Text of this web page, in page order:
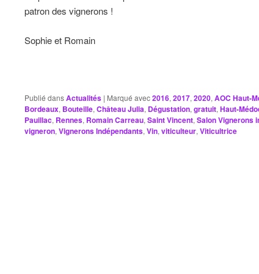
patron des vignerons !
Sophie et Romain
Publié dansActualités | Marqué avec2016, 2017, 2020, AOC Haut-
Bordeaux, Bouteille, Château Julia, Dégustation, gratuit, Haut-
Pauillac, Rennes, Romain Carreau, Saint Vincent, Salon Vignerons
vigneron, Vignerons Indépendants, Vin, viticulteur, Viticultrice